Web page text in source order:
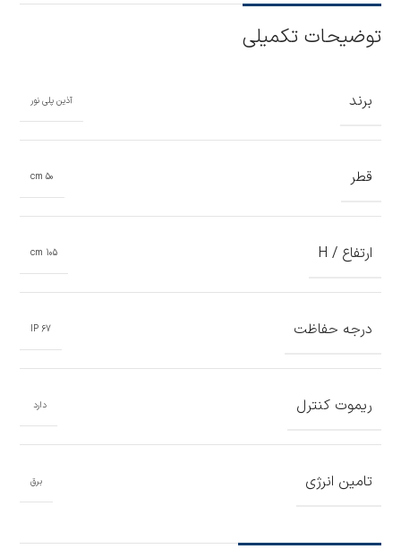
توضیحات تکمیلی
برند آذین پلی نور
قطر 50 cm
ارتفاع / H 105 cm
درجه حفاظت 67 IP
ریموت کنترل دارد
تامین انرژی برق